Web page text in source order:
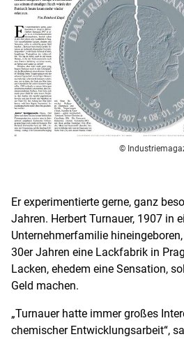
©
Er experimentierte gerne, ganz
Jahren. Herbert Turnauer, 1907 in
Unternehmerfamilie
30er Jahren eine Lackfabrik in
Lacken, ehedem eine Sensation,
Geld machen.
„Turnauer hatte immer großes
chemischer Entwicklungsarbeit“,